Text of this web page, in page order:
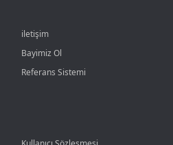
iletişim
Bayimiz Ol
Referans Sistemi